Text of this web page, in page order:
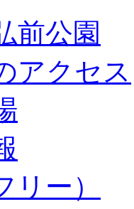
前公園
アクセス
ー）